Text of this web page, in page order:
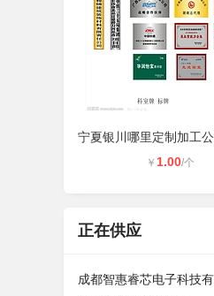
￥ 1.00/个
正在供应
成都智惠睿芯电子科技